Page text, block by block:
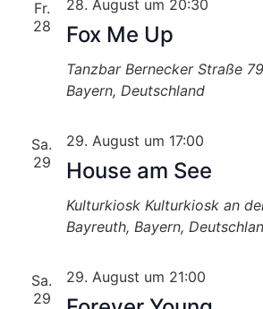
Fr.
28
Fox Me Up
28. August um 20:30
Tanzbar Bernecker Straße
Bayern, Deutschland
Sa.
29
House am See
29. August um 17:00
Kulturkiosk Kulturkiosk an
Bayreuth, Bayern,
Sa.
29
29. August um 21:00